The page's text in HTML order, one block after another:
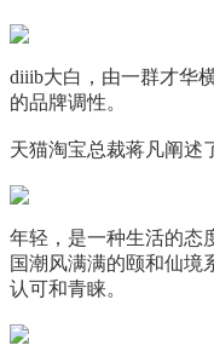
diiib大白，由一群才华
的品牌调性。
天猫淘宝总裁蒋凡阐述
年轻，是一种生活的态
国潮风满满的颐和仙境
认可和青睐。